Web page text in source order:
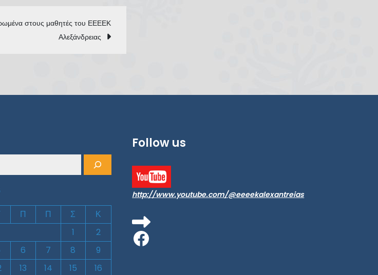
στους μαθητές του ΕΕΕΕΚ
Αλεξάνδρειας
Π Π Σ
Κ
1
2
6 7 8
9
13 14 15 16
Follow us
http://www.youtube.com/@eeeekalexantreias
Facebook